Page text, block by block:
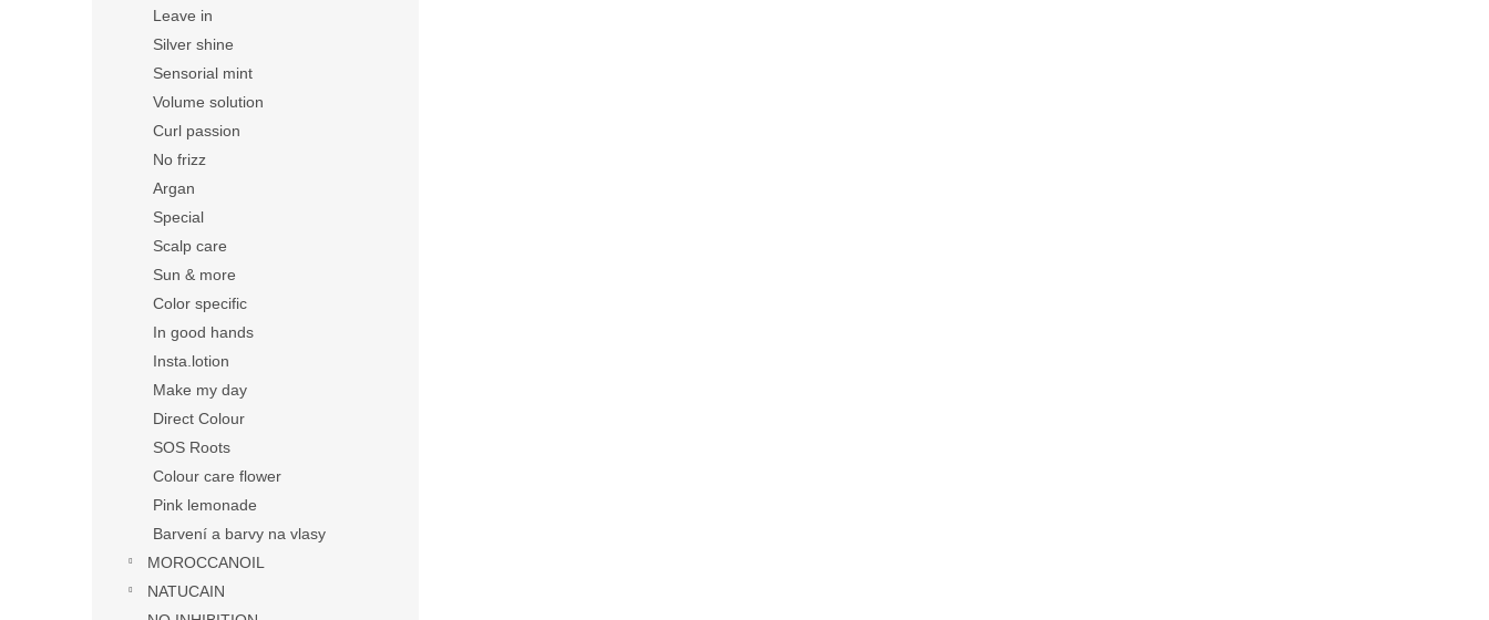
Leave in
Silver shine
Sensorial mint
Volume solution
Curl passion
No frizz
Argan
Special
Scalp care
Sun & more
Color specific
In good hands
Insta.lotion
Make my day
Direct Colour
SOS Roots
Colour care flower
Pink lemonade
Barvení a barvy na vlasy
MOROCCANOIL
NATUCAIN